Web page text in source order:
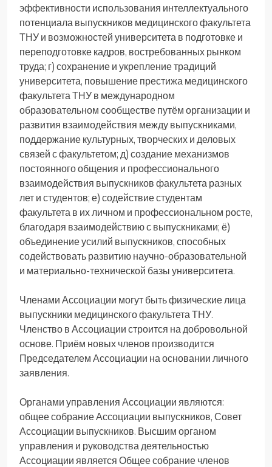
эффективности использования интеллектуального
потенциала выпускников медицинского факультета
ТНУ и возможностей университета в подготовке и
переподготовке кадров, востребованных рынком
труда; г) сохранение и укрепление традиций
университета, повышение престижа медицинского
факультета ТНУ в международном
образовательном сообществе путём организации и
развития взаимодействия между выпускниками,
поддержание культурных, творческих и деловых
связей с факультетом; д) создание механизмов
постоянного общения и профессионального
взаимодействия выпускников факультета разных
лет и студентов; е) содействие студентам
факультета в их личном и профессиональном росте,
благодаря взаимодействию с выпускниками; ё)
объединение усилий выпускников, способных
содействовать развитию научно-образовательной
и материально-технической базы университета.
Членами Ассоциации могут быть физические лица
выпускники медицинского факультета ТНУ.
Членство в Ассоциации строится на добровольной
основе. Приём новых членов производится
Председателем Ассоциации на основании личного
заявления.
Органами управления Ассоциации являются:
общее собрание Ассоциации выпускников, Совет
Ассоциации выпускников. Высшим органом
управления и руководства деятельностью
Ассоциации является Общее собрание членов